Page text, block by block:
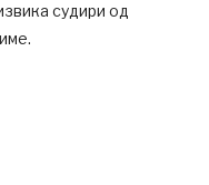
судири од